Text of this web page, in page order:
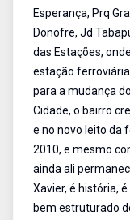
Esperança, Prq
Donofre, Jd
das Estações,
estação
para a mudança
Cidade, o bairro
e no novo leito da
2010, e mesmo
ainda ali
Xavier, é história,
bem estruturado